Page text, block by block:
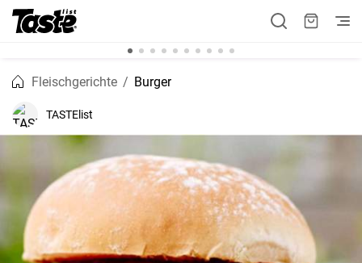
Fleischgerichte Burger
TASTElist